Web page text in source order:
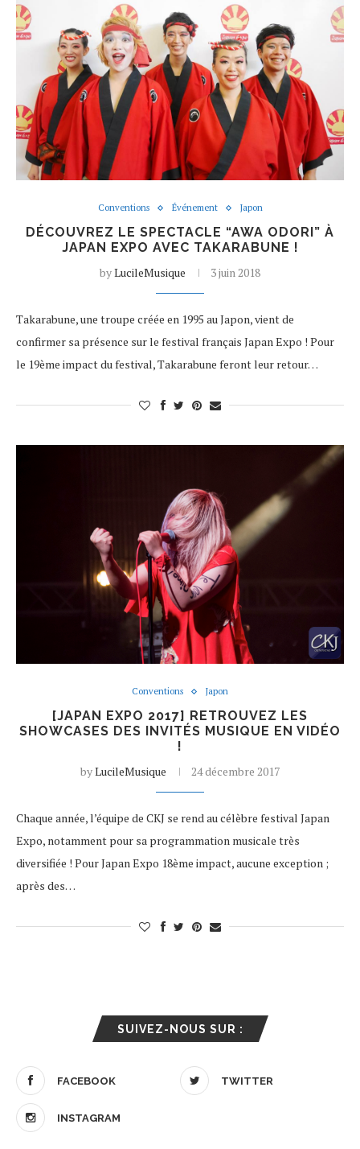
Conventions Événement Japon
DÉCOUVREZ LE SPECTACLE “AWA ODORI” À
JAPAN EXPO AVEC TAKARABUNE !
byLucileMusique 3 juin 2018
Takarabune, une troupe créée en 1995 au Japon, vient de
confirmer sa présence sur le festival français Japan Expo ! Pour
le 19ème impact du festival, Takarabune feront leur retour…
Conventions Japon
[JAPAN EXPO 2017] RETROUVEZ LES
SHOWCASES DES INVITÉS MUSIQUE EN VIDÉO
!
byLucileMusique 24 décembre 2017
Chaque année, l’équipe de CKJ se rend au célèbre festival Japan
Expo, notamment pour sa programmation musicale très
diversifiée ! Pour Japan Expo 18ème impact, aucune exception ;
après des…
SUIVEZ-NOUS SUR :
FACEBOOK TWITTER
INSTAGRAM